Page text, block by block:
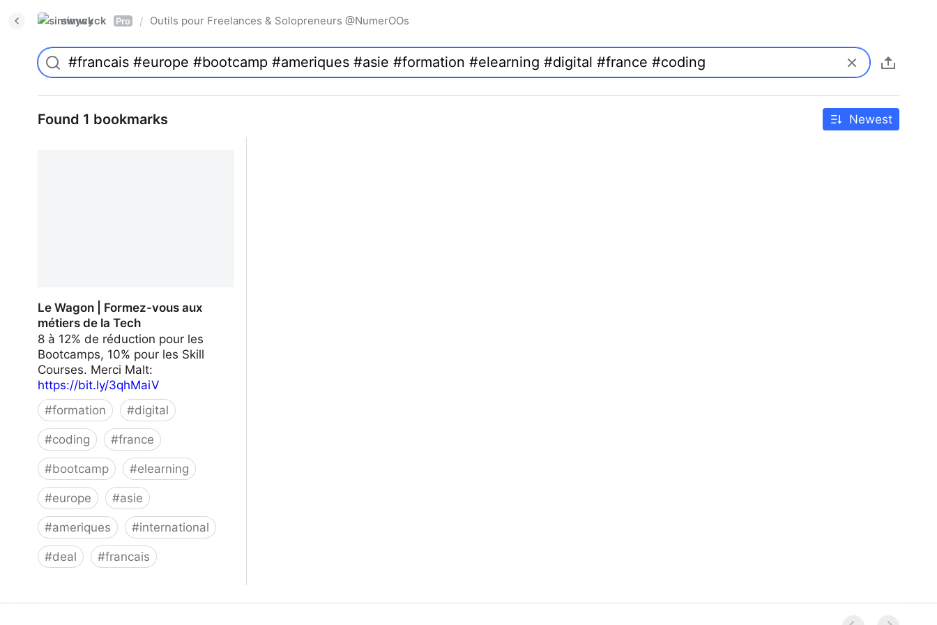
simwyck Pro / Outils pour Freelances & Solopreneurs @NumerOOs
Found 1 bookmarks Newest
Le Wagon | Formez-vous aux
métiers de la Tech
8 à 12% de réduction pour les
Bootcamps, 10% pour les Skill
Courses. Merci Malt:
https://bit.ly/3qhMaiV
#formation #digital
#coding #france
#bootcamp #elearning
#europe #asie
#ameriques #international
#deal #francais